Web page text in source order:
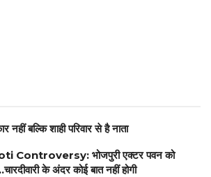
बल्कि शाही परिवार से है नाता
Controversy: भोजपुरी एक्टर पवन को
के अंदर कोई बात नहीं होगी